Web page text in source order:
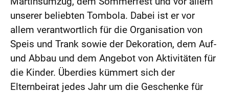
unserer beliebten Tombola. Dabei ist er vor
allem verantwortlich für die Organisation von
Speis und Trank sowie der Dekoration, dem Auf-
und Abbau und dem Angebot von Aktivitäten für
die Kinder. Überdies kümmert sich der
Elternbeirat jedes Jahr um die Geschenke für